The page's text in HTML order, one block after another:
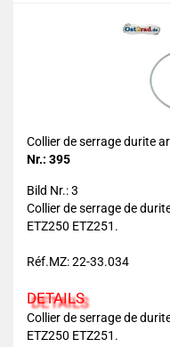
Collier de serrage durite
Nr.: 395
Bild Nr.: 3
Collier de serrage de
ETZ250 ETZ251.
Réf.MZ: 22-33.034
DETAILS
Collier de serrage de
ETZ250 ETZ251.